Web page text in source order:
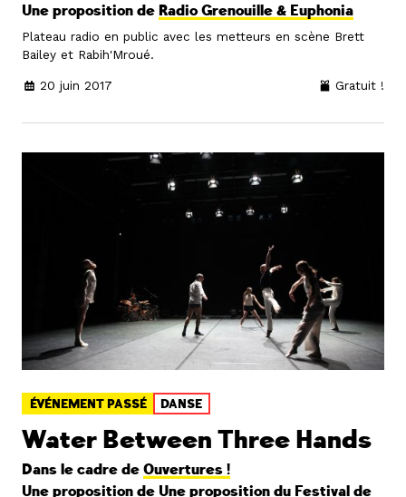
Une proposition de Radio Grenouille & Euphonia
Plateau radio en public avec les metteurs en scène Brett
Bailey et Rabih'Mroué.
20 juin 2017 Gratuit !
ÉVÉNEMENT PASSÉ DANSE
Water Between Three Hands
Dans le cadre de Ouvertures !
Une proposition de Une proposition du Festival de